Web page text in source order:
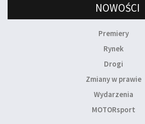
NOWOŚCI
Premiery
Rynek
Drogi
Zmiany w prawie
Wydarzenia
MOTORsport